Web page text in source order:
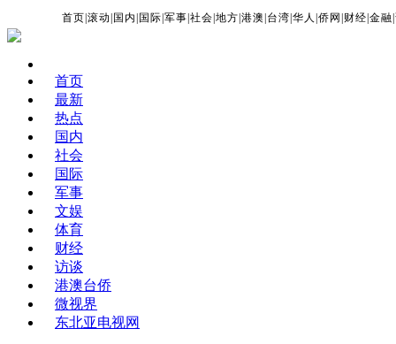
首页 |滚动 国内 国际 |军事 |社会 |地方 |港澳 台湾 |华人 |侨网 财经 |金融 |
首页
最新
热点
国内
社会
国际
军事
文娱
体育
财经
访谈
港澳台侨
微视界
东北亚电视网